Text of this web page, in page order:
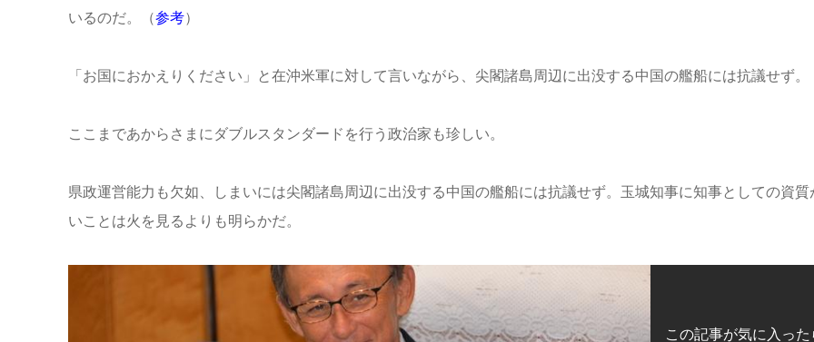
いるのだ。（参考）
「お国におかえりください」と在沖米軍に対して言いながら、尖閣諸島周辺に出没する中国の艦船には抗議せず。
ここまであからさまにダブルスタンダードを行う政治家も珍しい。
県政運営能力も欠如、しまいには尖閣諸島周辺に出没する中国の艦船には抗議せず。玉城知事に知事としての資質
いことは火を見るよりも明らかだ。
この記事が気に入った